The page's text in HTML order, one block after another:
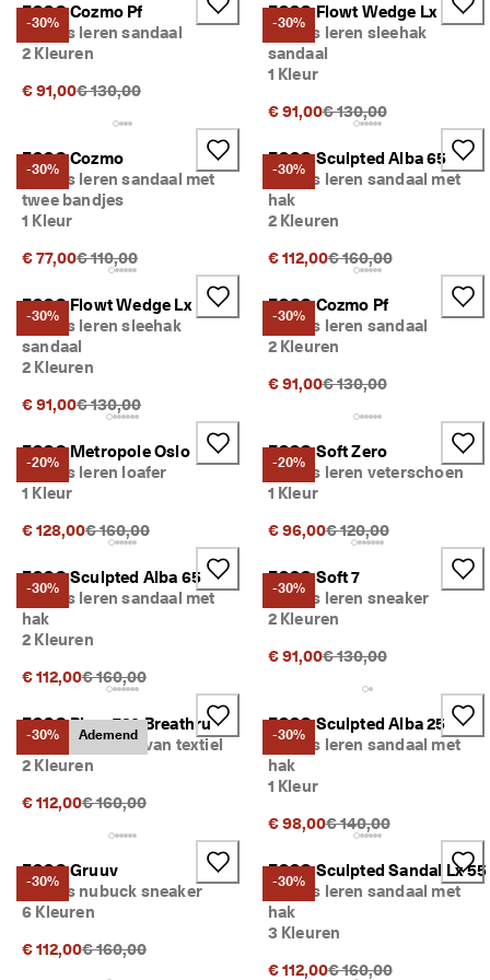
-30%
ECCO Cozmo Pf
Dames leren sandaal
2 Kleuren
€ 91,00Originele prijs {{price}}:
€ 130,00
-30%
ECCO Flowt Wedge Lx
Dames leren sleehak
sandaal
1 Kleur
€ 91,00Originele prijs
€ 130,00
-30%
ECCO Cozmo
Dames leren sandaal met
twee bandjes
1 Kleur
€ 77,00Originele prijs {{price}}:
€ 110,00
-30%
ECCO Sculpted Alba 65
Dames leren sandaal met
hak
2 Kleuren
€ 112,00Originele prijs
€ 160,00
-30%
ECCO Flowt Wedge Lx
Dames leren sleehak
sandaal
2 Kleuren
€ 91,00Originele prijs {{price}}:
€ 130,00
-30%
ECCO Cozmo Pf
Dames leren sandaal
2 Kleuren
€ 91,00Originele prijs
€ 130,00
-20%
ECCO Metropole Oslo
Dames leren loafer
1 Kleur
€ 128,00Originele prijs {{price}}:
€ 160,00
-20%
ECCO Soft Zero
Dames leren veterschoen
1 Kleur
€ 96,00Originele prijs
€ 120,00
-30%
ECCO Sculpted Alba 65
Dames leren sandaal met
hak
2 Kleuren
€ 112,00Originele prijs {{price}}:
€ 160,00
-30%
ECCO Soft 7
Dames leren sneaker
2 Kleuren
€ 91,00Originele prijs
€ 130,00
-30% Ademend
ECCO Biom 720 Breathru
Dames sneaker van textiel
2 Kleuren
€ 112,00Originele prijs {{price}}:
€ 160,00
-30%
ECCO Sculpted Alba 25
Dames leren sandaal met
hak
1 Kleur
€ 98,00Originele prijs
€ 140,00
-30%
ECCO Gruuv
Dames nubuck sneaker
6 Kleuren
€ 112,00Originele prijs {{price}}:
€ 160,00
-30%
ECCO Sculpted Sandal Lx 55
Dames leren sandaal met
hak
3 Kleuren
€ 112,00Originele prijs
€ 160,00